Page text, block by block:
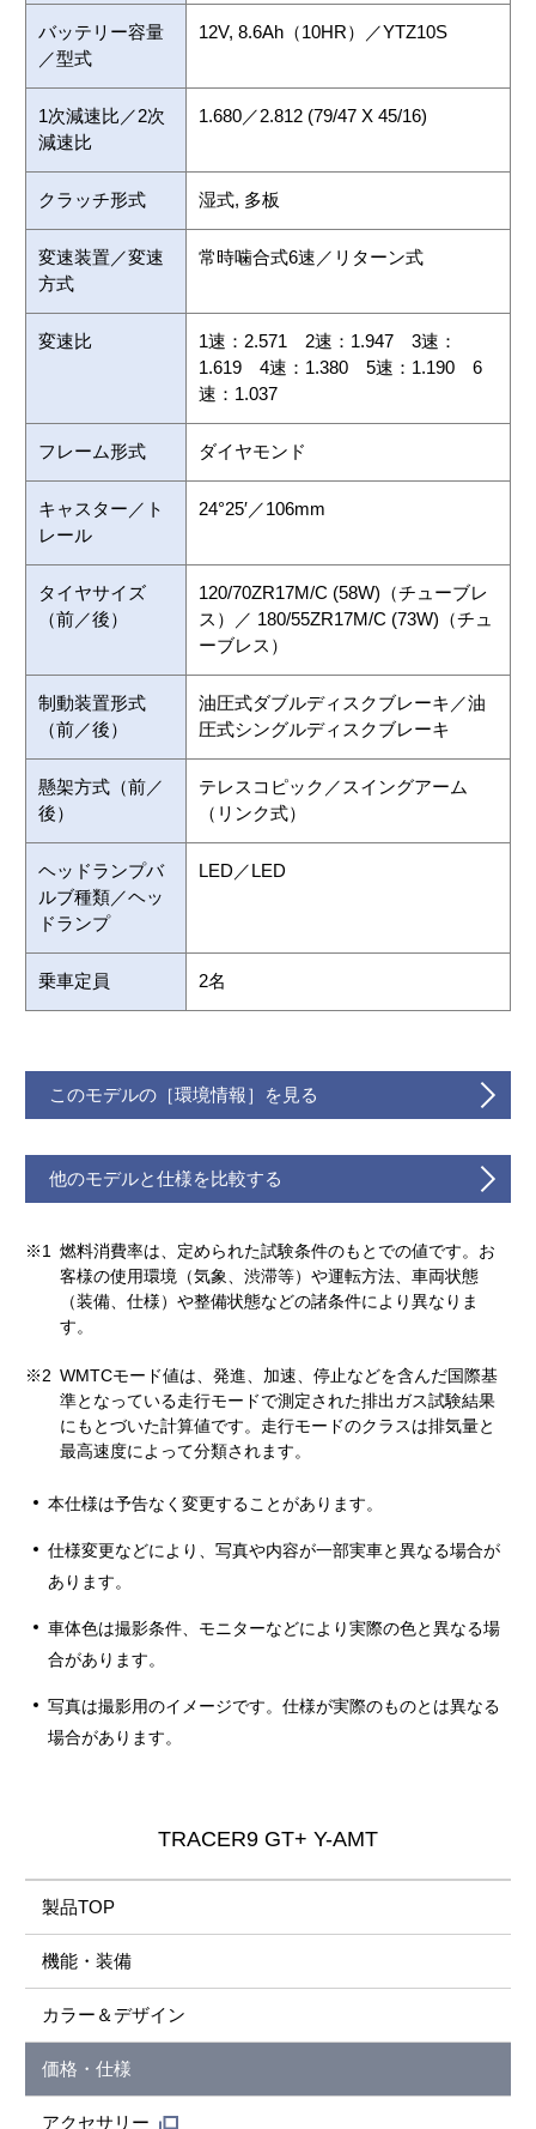
バッテリー容量
／型式
12V, 8.6Ah（10HR）／YTZ10S
1次減速比／2次
減速比
1.680／2.812 (79/47 X 45/16)
クラッチ形式 湿式, 多板
変速装置／変速
方式
常時噛合式6速／リターン式
変速比
1速：2.571 2速：1.947 3速：
1.619 4速：1.380 5速：1.190 6
速：1.037
フレーム形式 ダイヤモンド
キャスター／ト
レール
24°25′／106mm
タイヤサイズ
（前／後）
120/70ZR17M/C (58W)（チューブレ
ス）／ 180/55ZR17M/C (73W)（チュ
ーブレス）
制動装置形式
（前／後）
油圧式ダブルディスクブレーキ／油
圧式シングルディスクブレーキ
懸架方式（前／
後）
テレスコピック／スイングアーム
（リンク式）
ヘッドランプバ
ルブ種類／ヘッ
ドランプ
LED／LED
乗車定員 2名
このモデルの［環境情報］を見る
他のモデルと仕様を比較する
※1 燃料消費率は、定められた試験条件のもとでの値です。お
客様の使用環境（気象、渋滞等）や運転方法、車両状態
（装備、仕様）や整備状態などの諸条件により異なりま
す。
※2 WMTCモード値は、発進、加速、停止などを含んだ国際基
準となっている走行モードで測定された排出ガス試験結果
にもとづいた計算値です。走行モードのクラスは排気量と
最高速度によって分類されます。
本仕様は予告なく変更することがあります。
仕様変更などにより、写真や内容が一部実車と異なる場合が
あります。
車体色は撮影条件、モニターなどにより実際の色と異なる場
合があります。
写真は撮影用のイメージです。仕様が実際のものとは異なる
場合があります。
TRACER9 GT+ Y-AMT
製品TOP
機能・装備
カラー＆デザイン
価格・仕様
アクセサリー